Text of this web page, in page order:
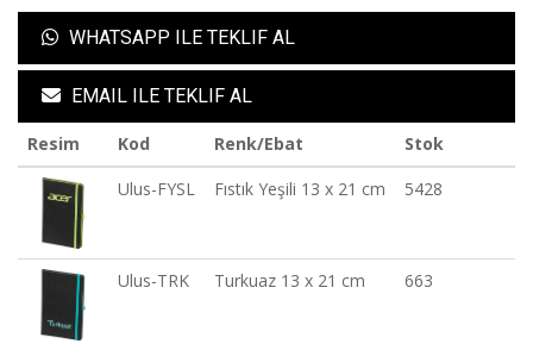
WHATSAPP ILE TEKLIF AL
EMAIL ILE TEKLIF AL
Resim Kod Renk/Ebat
Stok
Ulus-FYSL
Fıstık Yeşili 13 x 21 cm 5428
Ulus-TRK Turkuaz 13 x 21 cm 663